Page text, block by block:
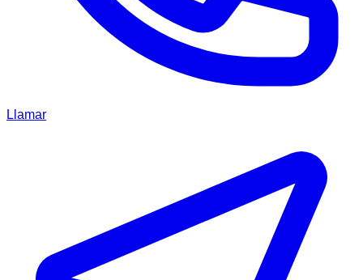
Llamar